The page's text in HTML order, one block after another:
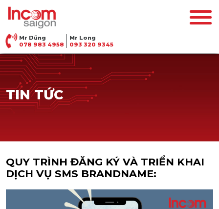
Mr Dũng
078 983 4958
Mr Long
093 320 9345
TIN TỨC
QUY TRÌNH ĐĂNG KÝ VÀ TRIỂN KHAI
DỊCH VỤ SMS BRANDNAME: